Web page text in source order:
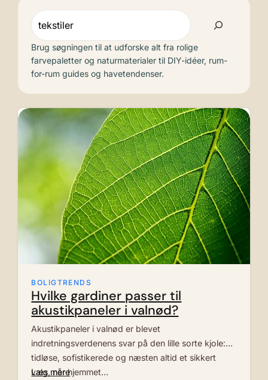
Søg
Brug søgningen til at udforske alt fra rolige
farvepaletter og naturmaterialer til DIY-idéer, rum-
for-rum guides og havetendenser.
BOLIGTRENDS
Hvilke gardiner passer til
akustikpaneler i valnød?
Akustikpaneler i valnød er blevet
indretningsverdenens svar på den lille sorte kjole:
tidløse, sofistikerede og næsten altid et sikkert
valg, når hjemmet…
Læs mere